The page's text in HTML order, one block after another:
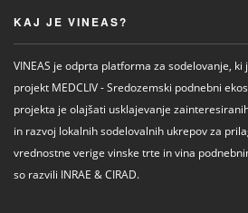
KAJ JE VINEAS?
VINEAS je odprta platforma za sodelovanje, ki
projekt MEDCLIV - Sredozemski podnebni
projekta je olajšati usklajevanje
in razvoj lokalnih sodelovalnih ukrepov za
vrednostne verige vinske trte in vina
so razvili INRAE ​​& CIRAD.